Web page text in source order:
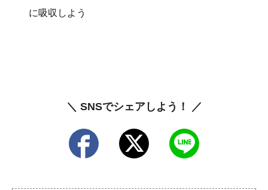
に吸収しよう
＼ SNSでシェアしよう！ ／